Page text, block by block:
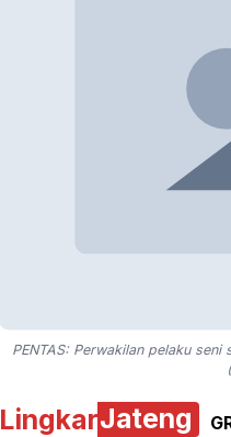
PENTAS: Perwakilan pelaku
LingkarJateng